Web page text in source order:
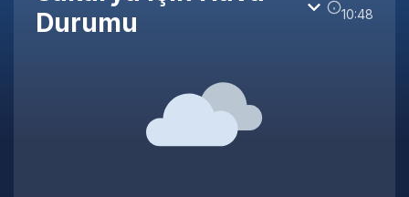
Durumu
10:48